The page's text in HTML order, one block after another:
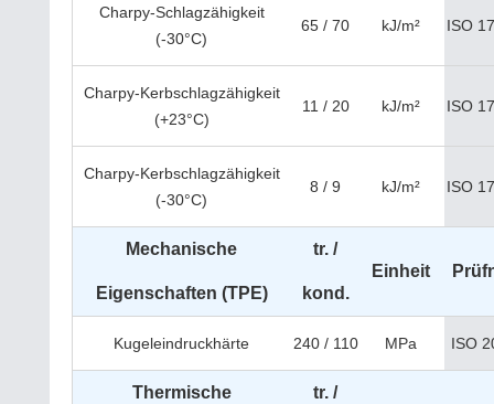
Charpy-Schlagzähigkeit
(-30°C)
65 / 70 kJ/m² ISO
Charpy-Kerbschlagzähigkeit
(+23°C)
11 / 20 kJ/m² ISO
Charpy-Kerbschlagzähigkeit
(-30°C)
8 / 9 kJ/m² ISO
Mechanische
Eigenschaften (TPE)
tr. /
kond.
Einheit
Kugeleindruckhärte 240 / 110 MPa ISO
Thermische tr. /